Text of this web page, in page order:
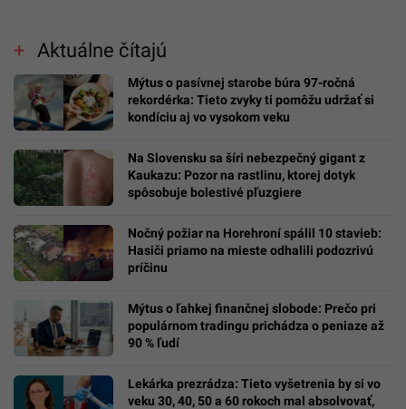
Aktuálne čítajú
Mýtus o pasívnej starobe búra 97-ročná
rekordérka: Tieto zvyky ti pomôžu udržať si
kondíciu aj vo vysokom veku
Na Slovensku sa šíri nebezpečný gigant z
Kaukazu: Pozor na rastlinu, ktorej dotyk
spôsobuje bolestivé pľuzgiere
Nočný požiar na Horehroní spálil 10 stavieb:
Hasiči priamo na mieste odhalili podozrivú
príčinu
Mýtus o ľahkej finančnej slobode: Prečo pri
populárnom tradingu prichádza o peniaze až
90 % ľudí
Lekárka prezrádza: Tieto vyšetrenia by si vo
veku 30, 40, 50 a 60 rokoch mal absolvovať,